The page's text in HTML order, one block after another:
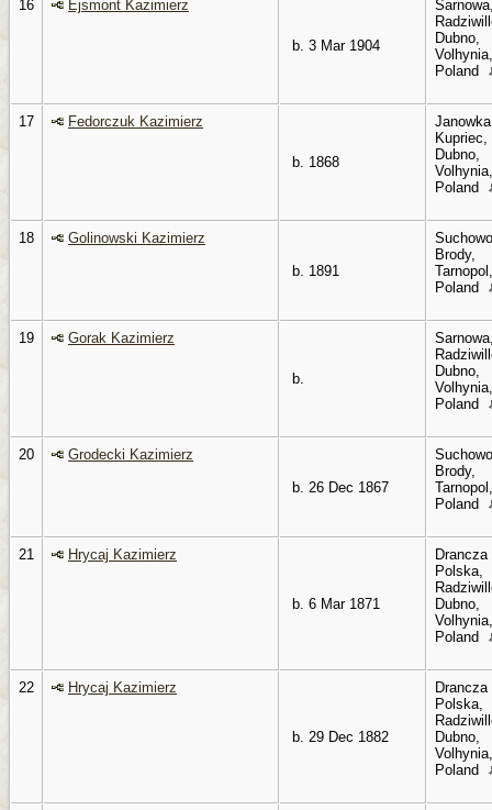
16 Ejsmont Kazimierz
b. 3 Mar 1904
Dubno,
Volhynia,
Poland
17 Fedorczuk Kazimierz
b. 1868
Kupriec,
Dubno,
Volhynia,
Poland
18
Golinowski Kazimierz
b. 1891
Brody,
Tarnopol,
Poland
19 Gorak Kazimierz
b.
Dubno,
Volhynia,
Poland
20
Grodecki Kazimierz
b. 26 Dec 1867
Brody,
Tarnopol,
Poland
21 Hrycaj Kazimierz
b. 6 Mar 1871
Drancza
Polska,
Dubno,
Volhynia,
Poland
22 Hrycaj Kazimierz
b. 29 Dec 1882
Drancza
Polska,
Dubno,
Volhynia,
Poland